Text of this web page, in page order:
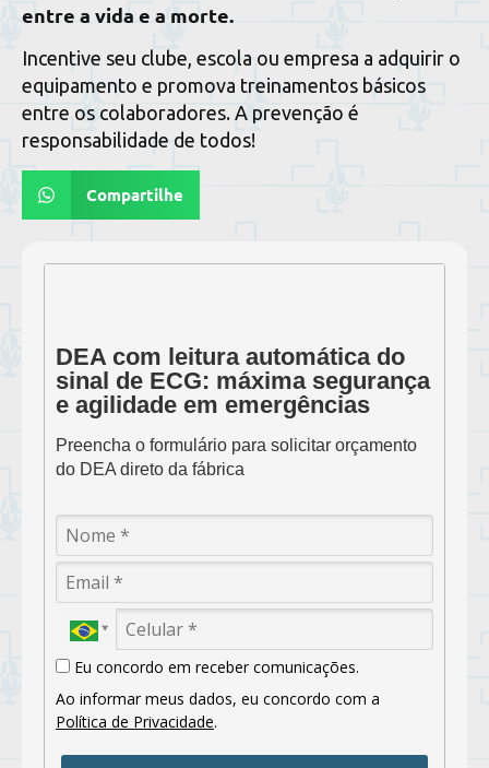
entre a vida e a morte.
Incentive seu clube, escola ou empresa a adquirir o
equipamento e promova treinamentos básicos
entre os colaboradores. A prevenção é
responsabilidade de todos!
Compartilhe
DEA com leitura automática do
sinal de ECG: máxima segurança
e agilidade em emergências
Preencha o formulário para solicitar orçamento
do DEA direto da fábrica
Eu concordo em receber comunicações.
Ao informar meus dados, eu concordo com a
Política de Privacidade.